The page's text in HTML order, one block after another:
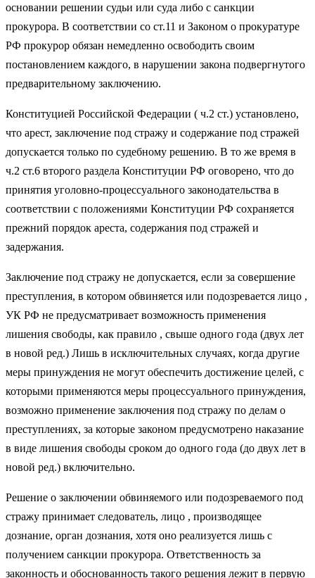
основании решении судьи или суда либо с санкции
прокурора. В соответствии со ст.11 и Законом о прокуратуре
РФ прокурор обязан немедленно освободить своим
постановлением каждого, в нарушении закона подвергнутого
предварительному заключению.
Конституцией Российской Федерации ( ч.2 ст.) установлено,
что арест, заключение под стражу и содержание под стражей
допускается только по судебному решению. В то же время в
ч.2 ст.6 второго раздела Конституции РФ оговорено, что до
принятия уголовно-процессуального законодательства в
соответствии с положениями Конституции РФ сохраняется
прежний порядок ареста, содержания под стражей и
задержания.
Заключение под стражу не допускается, если за совершение
преступления, в котором обвиняется или подозревается лицо ,
УК РФ не предусматривает возможность применения
лишения свободы, как правило , свыше одного года (двух лет
в новой ред.) Лишь в исключительных случаях, когда другие
меры принуждения не могут обеспечить достижение целей, с
которыми применяются меры процессуального принуждения,
возможно применение заключения под стражу по делам о
преступлениях, за которые законом предусмотрено наказание
в виде лишения свободы сроком до одного года (до двух лет в
новой ред.) включительно.
Решение о заключении обвиняемого или подозреваемого под
стражу принимает следователь, лицо , производящее
дознание, орган дознания, хотя оно реализуется лишь с
получением санкции прокурора. Ответственность за
законность и обоснованность такого решения лежит в первую